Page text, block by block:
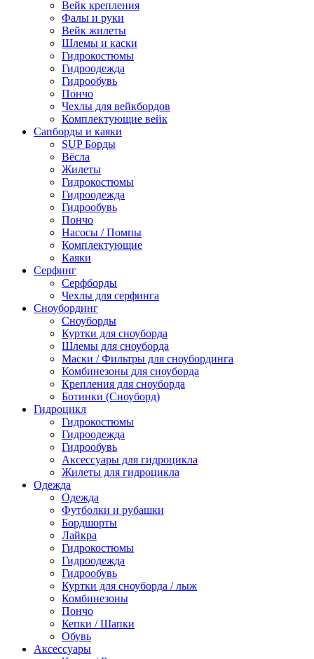
Вейк крепления
Фалы и руки
Вейк жилеты
Шлемы и каски
Гидрокостюмы
Гидроодежда
Гидрообувь
Пончо
Чехлы для вейкбордов
Комплектующие вейк
Сапборды и каяки
SUP Борды
Вёсла
Жилеты
Гидрокостюмы
Гидроодежда
Гидрообувь
Пончо
Насосы / Помпы
Комплектующие
Каяки
Серфинг
Серфборды
Чехлы для серфинга
Сноубординг
Сноуборды
Куртки для сноуборда
Шлемы для сноуборда
Маски / Фильтры для сноубординга
Комбинезоны для сноуборда
Крепления для сноуборда
Ботинки (Сноуборд)
Гидроцикл
Гидрокостюмы
Гидроодежда
Гидрообувь
Аксессуары для гидроцикла
Жилеты для гидроцикла
Одежда
Одежда
Футболки и рубашки
Бордшорты
Лайкра
Гидрокостюмы
Гидроодежда
Гидрообувь
Куртки для сноуборда / лыж
Комбинезоны
Пончо
Кепки / Шапки
Обувь
Аксессуары